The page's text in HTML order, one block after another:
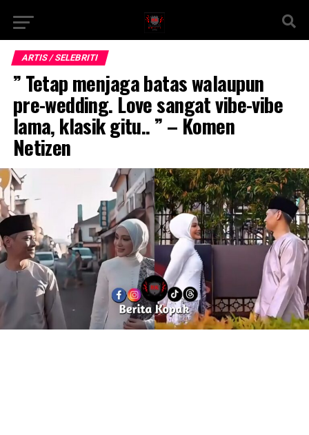
ARTIS / SELEBRITI
” Tetap menjaga batas walaupun
pre-wedding. Love sangat vibe-vibe
lama, klasik gitu.. ” – Komen
Netizen